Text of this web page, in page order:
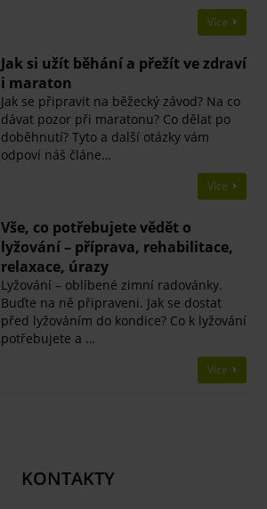
Více
Jak si užít běhání a přežít ve zdraví
i maraton
Jak se připravit na běžecký závod? Na co
dávat pozor při maratonu? Co dělat po
doběhnutí? Tyto a další otázky vám
odpoví náš článe…
Více
Vše, co potřebujete vědět o
lyžování – příprava, rehabilitace,
relaxace, úrazy
Lyžování – oblíbené zimní radovánky.
Buďte na ně připraveni. Jak se dostat
před lyžováním do kondice? Co k lyžování
potřebujete a …
Více
KONTAKTY